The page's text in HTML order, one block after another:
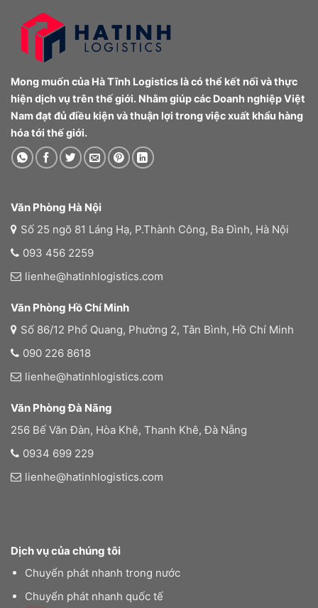
Mong muốn của Hà Tĩnh Logistics là có thể kết nối và thực
hiện dịch vụ trên thế giới. Nhằm giúp các Doanh nghiệp Việt
Nam đạt đủ điều kiện và thuận lợi trong việc xuất khẩu hàng
hóa tới thế giới.
Văn Phòng Hà Nội
Số 25 ngõ 81 Láng Hạ, P.Thành Công, Ba Đình, Hà Nội
093 456 2259
lienhe@hatinhlogistics.com
Văn Phòng Hồ Chí Minh
Số 86/12 Phổ Quang, Phường 2, Tân Bình, Hồ Chí Minh
090 226 8618
lienhe@hatinhlogistics.com
Văn Phòng Đà Nãng
256 Bế Văn Đàn, Hòa Khê, Thanh Khê, Đà Nẵng
0934 699 229
lienhe@hatinhlogistics.com
Dịch vụ của chúng tôi
Chuyển phát nhanh trong nước
Chuyển phát nhanh quốc tế